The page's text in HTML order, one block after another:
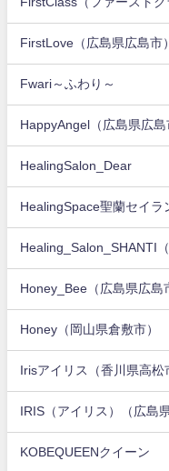
FirstLove（広島県広島市）
Fwari～ふわり～
HappyAngel（広島県広島
HealingSalon_Dear
HealingSpace聖蘭セイラ
Healing_Salon_SHANTI
Honey_Bee（広島県広島
Honey（岡山県倉敷市）
Irisアイリス（香川県高松
IRIS（アイリス）（広島
KOBEQUEENクイーン